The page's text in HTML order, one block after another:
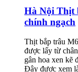
Hà Nội Thịt
chính ngạch
Thịt bắp trâu
được lấy từ
gân hoa xen kẽ
Đây được xem